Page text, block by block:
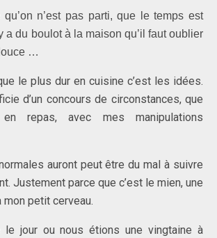
qu’on n’est pas parti, que le temps est
a du boulot à la maison qu’il faut oublier
…
le plus dur en cuisine c’est les idées.
d’un concours de circonstances, que
repas, avec mes manipulations
auront peut être du mal à suivre
Justement parce que c’est le mien, une
petit cerveau.
le jour ou nous étions une vingtaine à